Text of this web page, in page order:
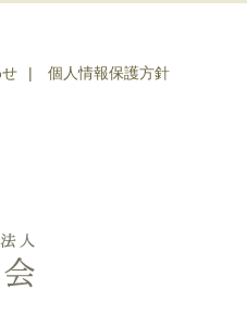
個人情報保護方針